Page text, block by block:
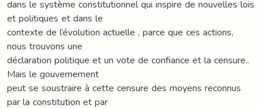
dans le système constitutionnel qui inspire de nouvelles lois
et politiques et dans le
contexte de l’évolution actuelle , parce que ces actions,
nous trouvons une
déclaration politique et un vote de confiance et la censure..
Mais le gouvernement
peut se soustraire à cette censure des moyens reconnus
par la constitution et par